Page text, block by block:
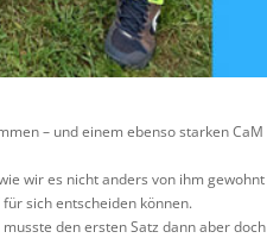
– und einem ebenso starken CaM
wir es nicht anders von ihm
sich entscheiden können.
den ersten Satz dann aber doch